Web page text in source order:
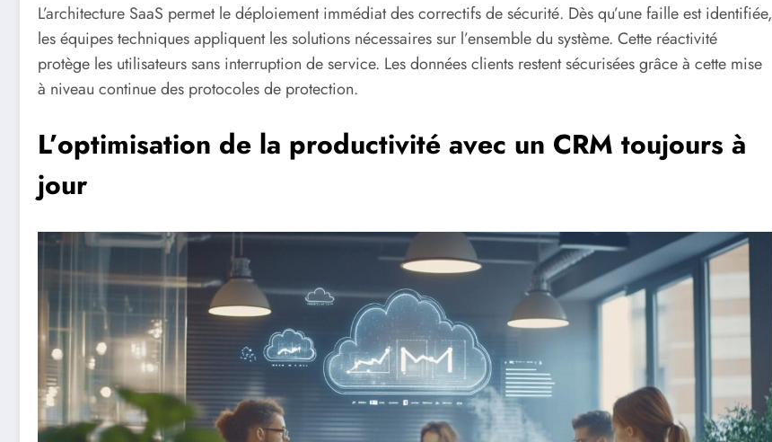
L’architecture SaaS permet le déploiement immédiat des correctifs de sécurité. Dès qu’une faille est identifiée,
les équipes techniques appliquent les solutions nécessaires sur l’ensemble du système. Cette réactivité
protège les utilisateurs sans interruption de service. Les données clients restent sécurisées grâce à cette mise
à niveau continue des protocoles de protection.
L’optimisation de la productivité avec un CRM toujours à
jour